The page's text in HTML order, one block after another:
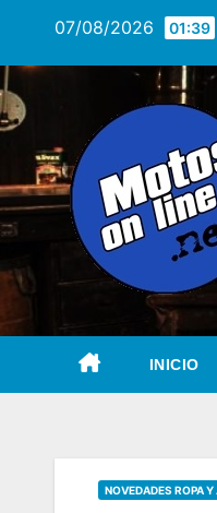
contenido
07/08/2026 01:39
INICIO
NOVEDADES ROPA